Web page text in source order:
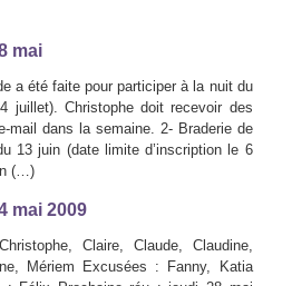
mai
a été faite pour participer à la nuit du
juillet). Christophe doit recevoir des
mail dans la semaine. 2- Braderie de
13 juin (date limite d’inscription le 6
(…)
mai 2009
Claire, Claude, Claudine,
Mériem Excusées : Fanny, Katia